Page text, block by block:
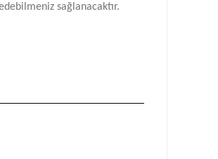
sağlanacaktır.